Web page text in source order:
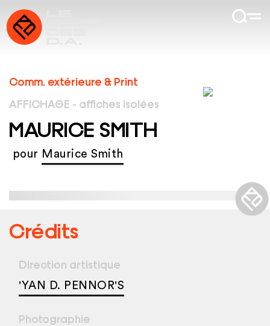
Comm. extérieure & Print
AFFICHAGE - affiches isolées
MAURICE SMITH
pour Maurice Smith
Crédits
Direction artistique
'YAN D. PENNOR'S
Photographie